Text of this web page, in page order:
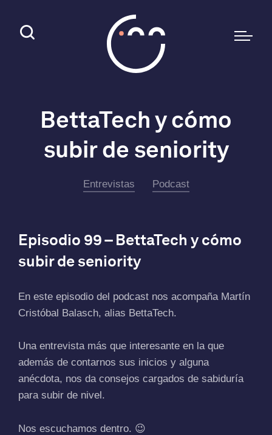
BettaTech y cómo
subir de seniority
Entrevistas Podcast
Episodio 99 – BettaTech y cómo
subir de seniority
En este episodio del podcast nos acompaña Martín
Cristóbal Balasch, alias BettaTech.
Una entrevista más que interesante en la que
además de contarnos sus inicios y alguna
anécdota, nos da consejos cargados de sabiduría
para subir de nivel.
Nos escuchamos dentro. 😉